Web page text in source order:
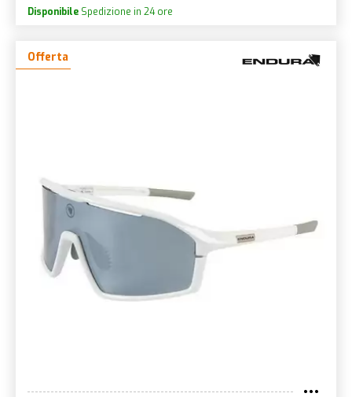
Disponibile Spedizione in 24 ore
Offerta